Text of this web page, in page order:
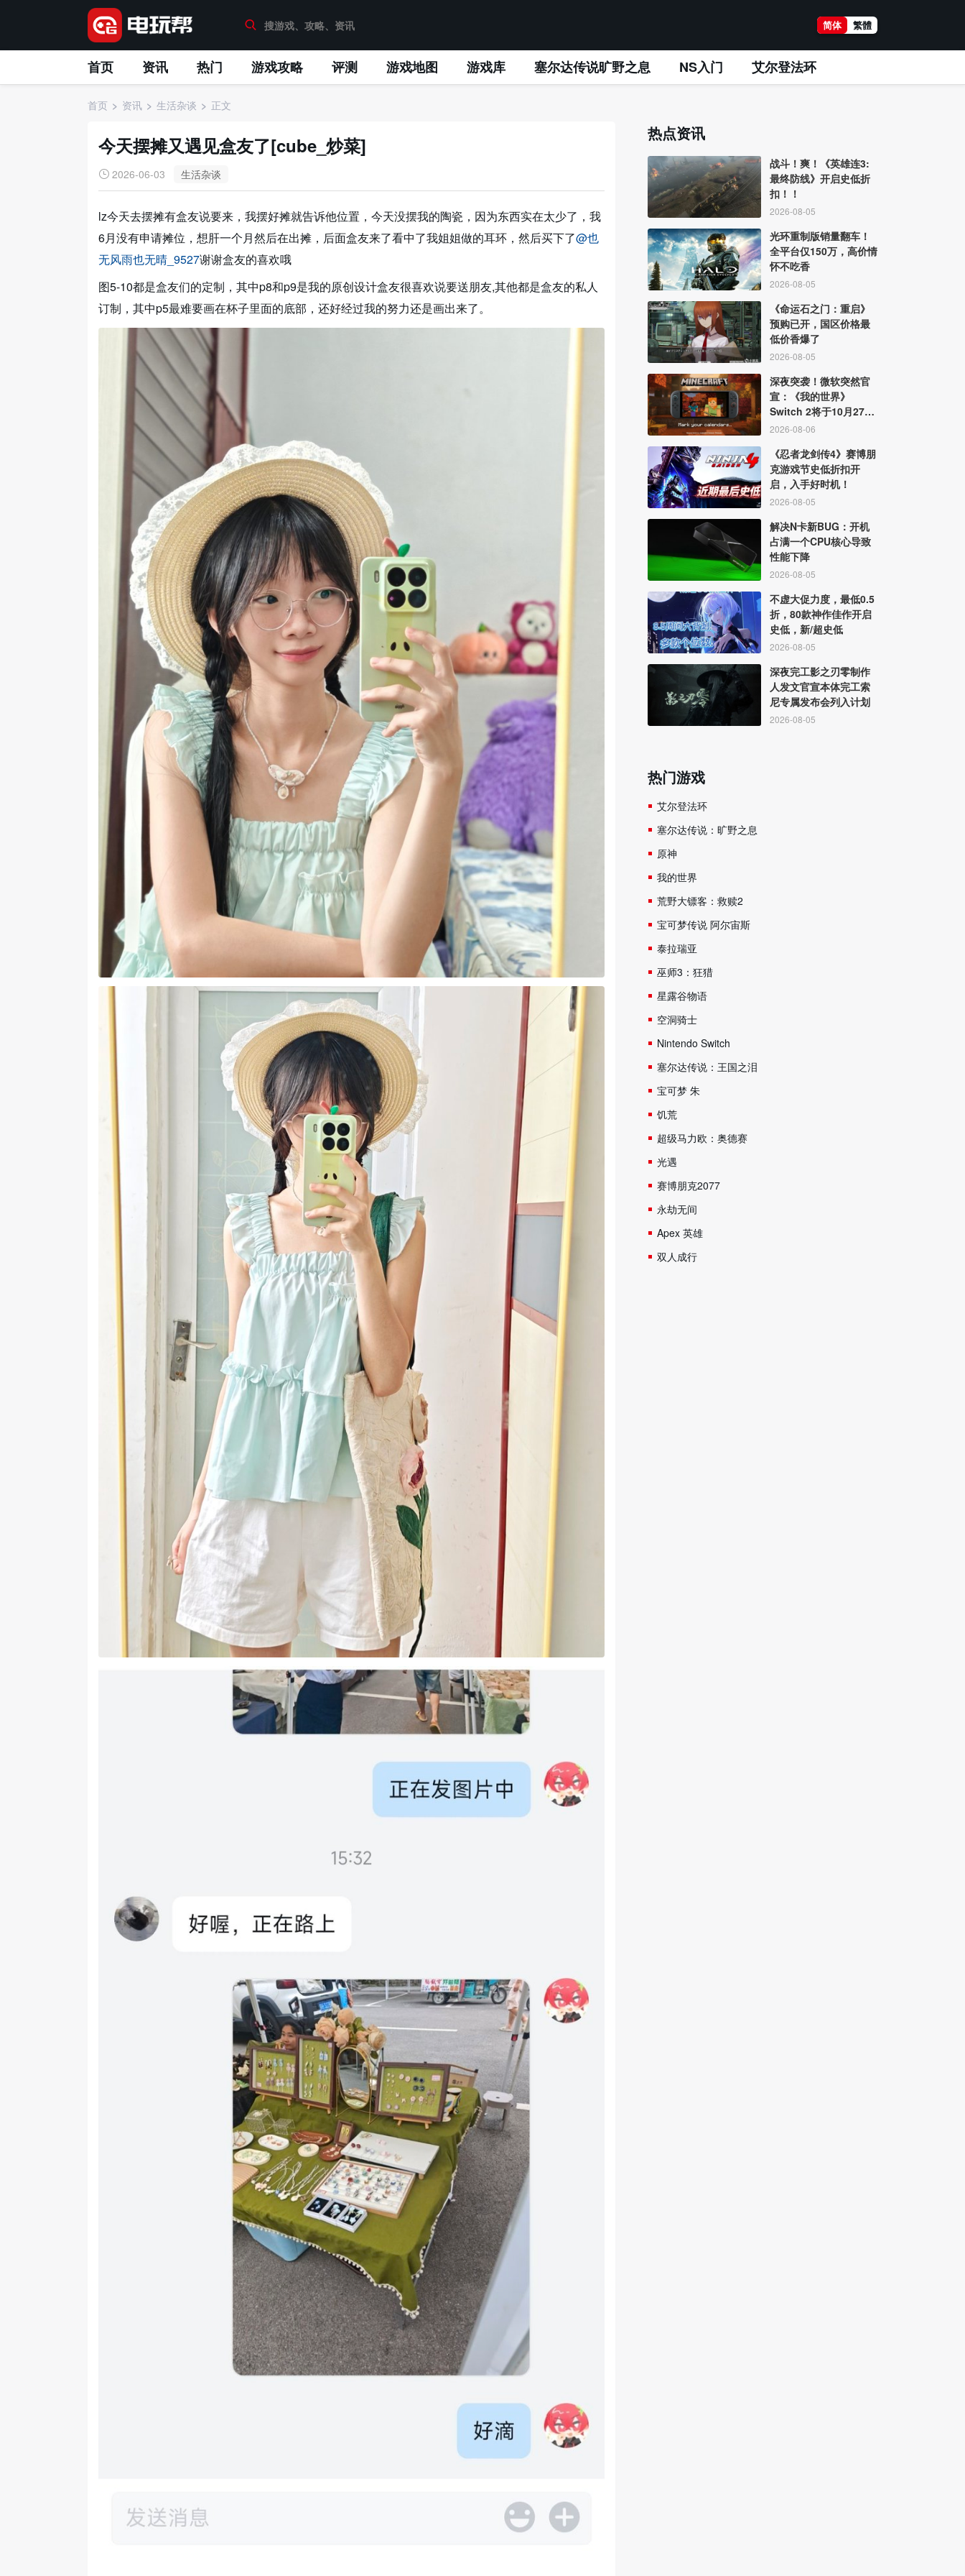
简体 繁體
首页 资讯 热门 游戏攻略 评测 游戏地图 游戏库 塞尔达传说旷野之息 NS入门 艾尔登法环
首页 资讯 生活杂谈 正文
今天摆摊又遇见盒友了[cube_炒菜]
2026-06-03 生活杂谈
lz今天去摆摊有盒友说要来 ，我摆好摊就告诉他位置，今天没摆我的陶瓷，因为东西实在太少了，我
6月没有申请摊位，想肝一个月然后在出摊 ，后面盒友来了看中了我姐姐做的耳环，然后买下了@也
无风雨也无晴_9527谢谢盒友的喜欢哦
图5-10都是盒友们的定制，其中p8和p9是我的原创设计盒友很喜欢说要送朋友,其他都是盒友的私人
订制 ，其中p5最难要画在杯子里面的底部，还好经过我的努力还是画出来了。
热点资讯
战斗！爽！《英雄连3:
最终防线》开启史低折
扣！！
2026-08-05
光环重制版销量翻车！
全平台仅150万，高价情
怀不吃香
2026-08-05
《命运石之门：重启》
预购已开，国区价格最
低价香爆了
2026-08-05
深夜突袭！微软突然官
宣：《我的世界》
Switch 2将于10月27日
发售
2026-08-06
《忍者龙剑传4》赛博朋
克游戏节史低折扣开
启，入手好时机！
2026-08-05
解决N卡新BUG：开机
占满一个CPU核心导致
性能下降
2026-08-05
不虚大促力度，最低0.5
折，80款神作佳作开启
史低，新/超史低
2026-08-05
深夜完工影之刃零制作
人发文官宣本体完工索
尼专属发布会列入计划
2026-08-05
热门游戏
艾尔登法环
塞尔达传说：旷野之息
原神
我的世界
荒野大镖客：救赎2
宝可梦传说 阿尔宙斯
泰拉瑞亚
巫师3：狂猎
星露谷物语
空洞骑士
Nintendo Switch
塞尔达传说：王国之泪
宝可梦 朱
饥荒
超级马力欧：奥德赛
光遇
赛博朋克2077
永劫无间
Apex 英雄
双人成行